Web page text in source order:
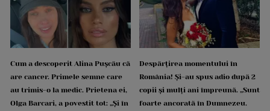
Cum a descoperit Alina Pușcău că
are cancer. Primele semne care
au trimis-o la medic. Prietena ei,
Olga Barcari, a povestit tot: „Și în
Despărțirea momentului în
România! Și-au spus adio după 2
copii și mulți ani împreună. „Sunt
foarte ancorată în Dumnezeu.